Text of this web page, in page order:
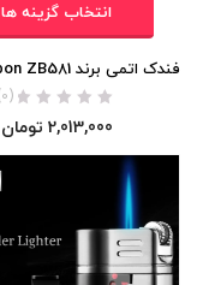
انتخاب گزینه ها
(0)
2,013,000 تومان